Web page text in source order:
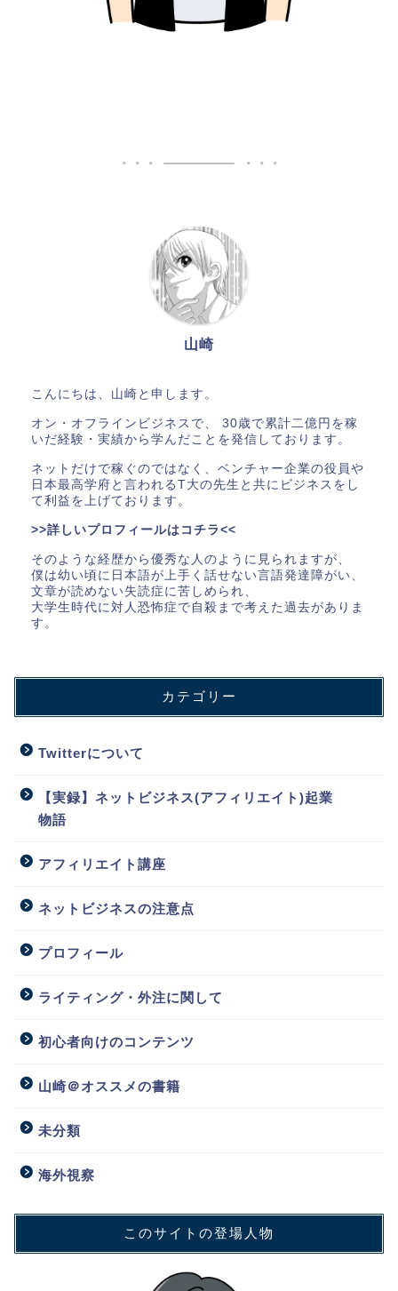
山崎
こんにちは、山崎と申します。
オン・オフラインビジネスで、 30歳で累計二億円を稼
いだ経験・実績から学んだことを発信しております。
ネットだけで稼ぐのではなく、ベンチャー企業の役員や
日本最高学府と言われるT大の先生と共にビジネスをし
て利益を上げております。
>>詳しいプロフィールはコチラ<<
そのような経歴から優秀な人のように見られますが、
僕は幼い頃に日本語が上手く話せない言語発達障がい、
文章が読めない失読症に苦しめられ、
大学生時代に対人恐怖症で自殺まで考えた過去がありま
す。
カテゴリー
Twitterについて
【実録】ネットビジネス(アフィリエイト)起業
物語
アフィリエイト講座
ネットビジネスの注意点
プロフィール
ライティング・外注に関して
初心者向けのコンテンツ
山崎＠オススメの書籍
未分類
海外視察
このサイトの登場人物